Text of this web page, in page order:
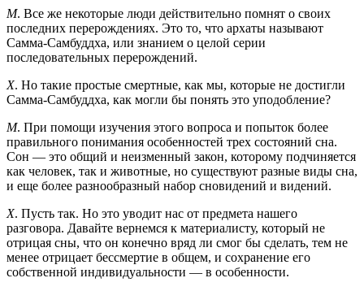
М. Все же некоторые люди действительно помнят о своих
последних перерождениях. Это то, что архаты называют
Самма-Самбуддха, или знанием о целой серии
последовательных перерождений.
Х. Но такие простые смертные, как мы, которые не достигли
Самма-Самбуддха, как могли бы понять это уподобление?
М. При помощи изучения этого вопроса и попыток более
правильного понимания особенностей трех состояний сна.
Сон — это общий и неизменный закон, которому подчиняется
как человек, так и животные, но существуют разные виды сна,
и еще более разнообразный набор сновидений и видений.
Х. Пусть так. Но это уводит нас от предмета нашего
разговора. Давайте вернемся к материалисту, который не
отрицая сны, что он конечно вряд ли смог бы сделать, тем не
менее отрицает бессмертие в общем, и сохранение его
собственной индивидуальности — в особенности.